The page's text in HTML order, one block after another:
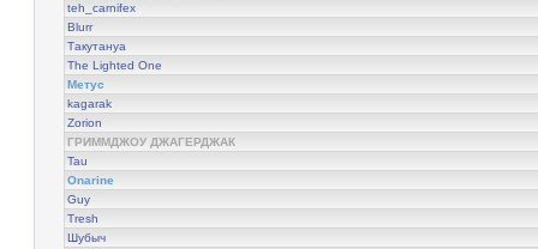
teh_carnifex
Blurr
Такутануа
The Lighted One
Метус
kagarak
Zorion
ГРИММДЖОУ ДЖАГЕРДЖАК
Tau
Onarine
Guy
Tresh
Шубыч